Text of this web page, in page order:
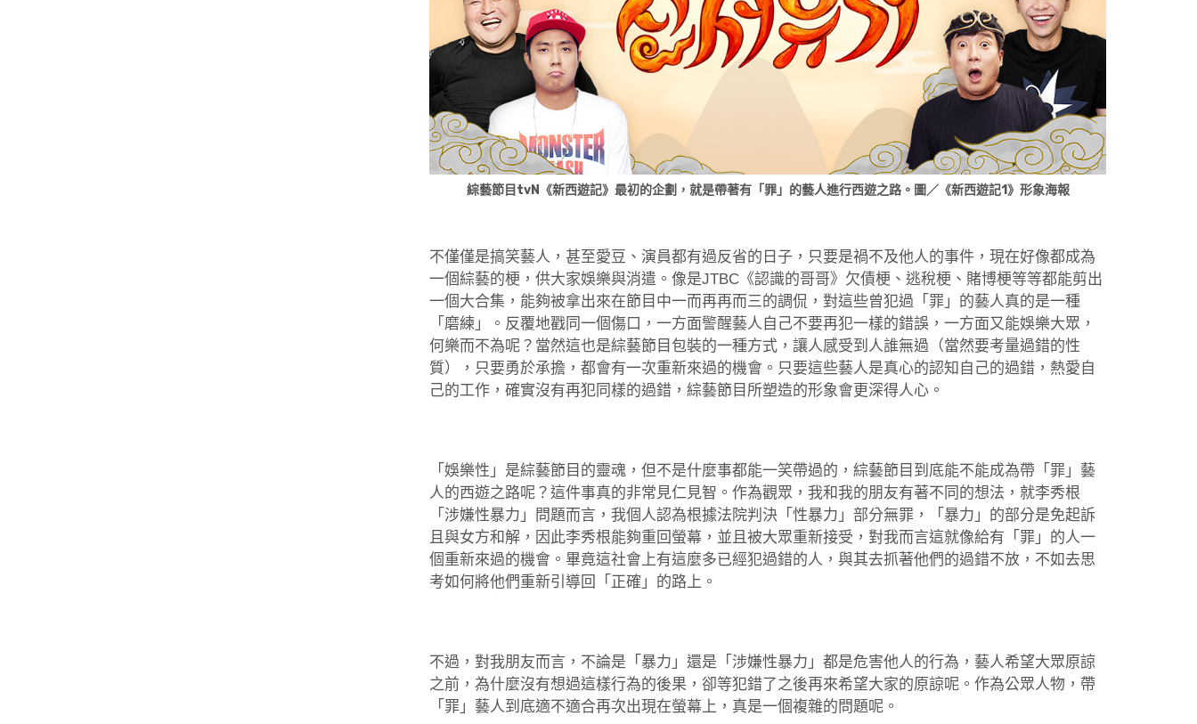
綜藝節目tvN《新西遊記》最初的企劃，就是帶著有「罪」的藝人進行西遊之路。圖／《新西遊記1》形象海報
不僅僅是搞笑藝人，甚至愛豆、演員都有過反省的日子，只要是禍不及他人的事件，現在好像都成為
一個綜藝的梗，供大家娛樂與消遣。像是JTBC《認識的哥哥》欠債梗、逃稅梗、賭博梗等等都能剪出
一個大合集，能夠被拿出來在節目中一而再再而三的調侃，對這些曾犯過「罪」的藝人真的是一種
「磨練」。反覆地戳同一個傷口，一方面警醒藝人自己不要再犯一樣的錯誤，一方面又能娛樂大眾，
何樂而不為呢？當然這也是綜藝節目包裝的一種方式，讓人感受到人誰無過（當然要考量過錯的性
質），只要勇於承擔，都會有一次重新來過的機會。只要這些藝人是真心的認知自己的過錯，熱愛自
己的工作，確實沒有再犯同樣的過錯，綜藝節目所塑造的形象會更深得人心。
「娛樂性」是綜藝節目的靈魂，但不是什麼事都能一笑帶過的，綜藝節目到底能不能成為帶「罪」藝
人的西遊之路呢？這件事真的非常見仁見智。作為觀眾，我和我的朋友有著不同的想法，就李秀根
「涉嫌性暴力」問題而言，我個人認為根據法院判決「性暴力」部分無罪，「暴力」的部分是免起訴
且與女方和解，因此李秀根能夠重回螢幕，並且被大眾重新接受，對我而言這就像給有「罪」的人一
個重新來過的機會。畢竟這社會上有這麼多已經犯過錯的人，與其去抓著他們的過錯不放，不如去思
考如何將他們重新引導回「正確」的路上。
不過，對我朋友而言，不論是「暴力」還是「涉嫌性暴力」都是危害他人的行為，藝人希望大眾原諒
之前，為什麼沒有想過這樣行為的後果，卻等犯錯了之後再來希望大家的原諒呢。作為公眾人物，帶
「罪」藝人到底適不適合再次出現在螢幕上，真是一個複雜的問題呢。